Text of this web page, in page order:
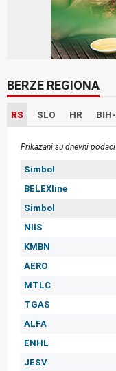
BERZE REGIONA
RS SLO HR
Prikazani su dnevni podaci
Simbol
BELEXline
Simbol
NIIS
KMBN
AERO
MTLC
TGAS
ALFA
ENHL
JESV